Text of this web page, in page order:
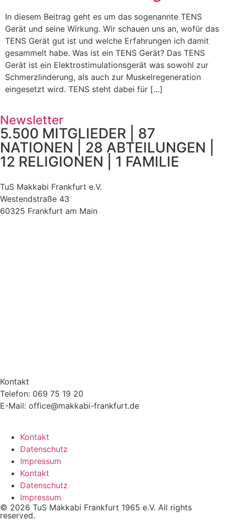
In diesem Beitrag geht es um das sogenannte TENS
Gerät und seine Wirkung. Wir schauen uns an, wofür das
TENS Gerät gut ist und welche Erfahrungen ich damit
gesammelt habe. Was ist ein TENS Gerät? Das TENS
Gerät ist ein Elektrostimulationsgerät was sowohl zur
Schmerzlinderung, als auch zur Muskelregeneration
eingesetzt wird. TENS steht dabei für […]
Newsletter
5.500 MITGLIEDER | 87
NATIONEN | 28 ABTEILUNGEN |
12 RELIGIONEN | 1 FAMILIE
TuS Makkabi Frankfurt e.V.
Westendstraße 43
60325 Frankfurt am Main
Kontakt
Telefon: 069 75 19 20
E-Mail: office@makkabi-frankfurt.de
Kontakt
Datenschutz
Impressum
Kontakt
Datenschutz
Impressum
© 2026 TuS Makkabi Frankfurt 1965 e.V. All rights
reserved.